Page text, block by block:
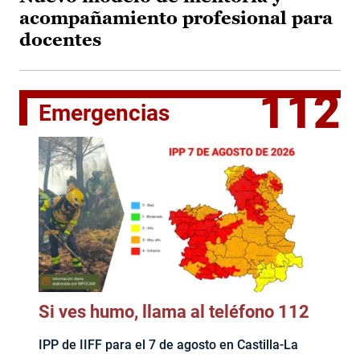
acompañamiento profesional para
docentes
Emergencias 112
Si ves humo, llama al teléfono 112
IPP de IIFF para el 7 de agosto en Castilla-La